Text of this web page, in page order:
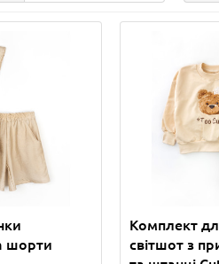
шорти
Комплект
світшот з